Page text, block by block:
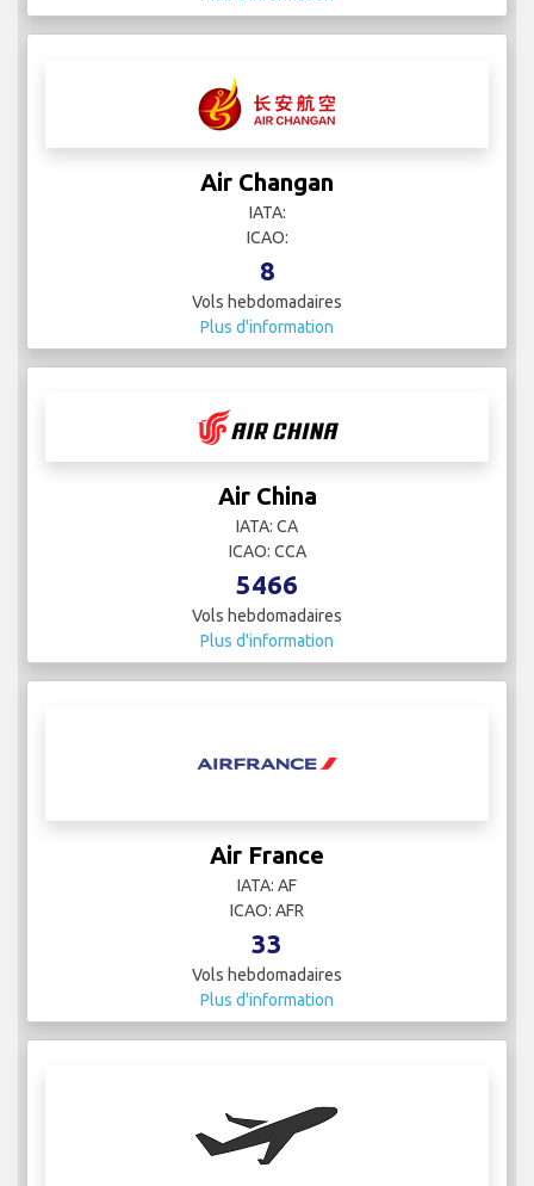
Air Changan
IATA:
ICAO:
8
Vols hebdomadaires
Plus d'information
Air China
IATA: CA
ICAO: CCA
5466
Vols hebdomadaires
Plus d'information
Air France
IATA: AF
ICAO: AFR
33
Vols hebdomadaires
Plus d'information